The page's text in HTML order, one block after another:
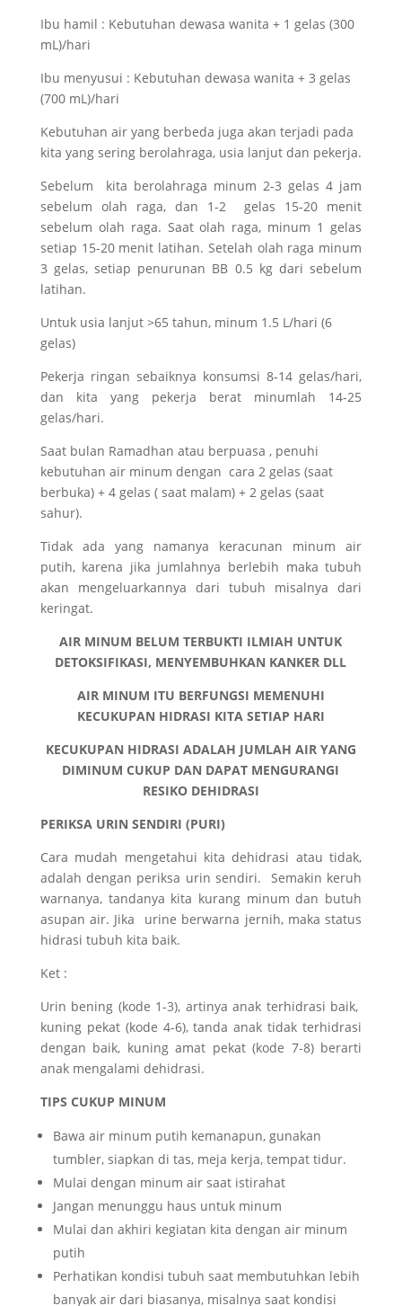
Ibu hamil : Kebutuhan dewasa wanita + 1 gelas (300
mL)/hari
Ibu menyusui : Kebutuhan dewasa wanita + 3 gelas
(700 mL)/hari
Kebutuhan air yang berbeda juga akan terjadi pada
kita yang sering berolahraga, usia lanjut dan pekerja.
Sebelum kita berolahraga minum 2-3 gelas 4 jam
sebelum olah raga, dan 1-2 gelas 15-20 menit
sebelum olah raga. Saat olah raga, minum 1 gelas
setiap 15-20 menit latihan. Setelah olah raga minum
3 gelas, setiap penurunan BB 0.5 kg dari sebelum
latihan.
Untuk usia lanjut >65 tahun, minum 1.5 L/hari (6
gelas)
Pekerja ringan sebaiknya konsumsi 8-14 gelas/hari,
dan kita yang pekerja berat minumlah 14-25
gelas/hari.
Saat bulan Ramadhan atau berpuasa , penuhi
kebutuhan air minum dengan cara 2 gelas (saat
berbuka) + 4 gelas ( saat malam) + 2 gelas (saat
sahur).
Tidak ada yang namanya keracunan minum air
putih, karena jika jumlahnya berlebih maka tubuh
akan mengeluarkannya dari tubuh misalnya dari
keringat.
AIR MINUM BELUM TERBUKTI ILMIAH UNTUK
DETOKSIFIKASI, MENYEMBUHKAN KANKER DLL
AIR MINUM ITU BERFUNGSI MEMENUHI
KECUKUPAN HIDRASI KITA SETIAP HARI
KECUKUPAN HIDRASI ADALAH JUMLAH AIR YANG
DIMINUM CUKUP DAN DAPAT MENGURANGI
RESIKO DEHIDRASI
PERIKSA URIN SENDIRI (PURI)
Cara mudah mengetahui kita dehidrasi atau tidak,
adalah dengan periksa urin sendiri. Semakin keruh
warnanya, tandanya kita kurang minum dan butuh
asupan air. Jika urine berwarna jernih, maka status
hidrasi tubuh kita baik.
Ket :
Urin bening (kode 1-3), artinya anak terhidrasi baik,
kuning pekat (kode 4-6), tanda anak tidak terhidrasi
dengan baik, kuning amat pekat (kode 7-8) berarti
anak mengalami dehidrasi.
TIPS CUKUP MINUM
Bawa air minum putih kemanapun, gunakan
tumbler, siapkan di tas, meja kerja, tempat tidur.
Mulai dengan minum air saat istirahat
Jangan menunggu haus untuk minum
Mulai dan akhiri kegiatan kita dengan air minum
putih
Perhatikan kondisi tubuh saat membutuhkan lebih
banyak air dari biasanya, misalnya saat kondisi